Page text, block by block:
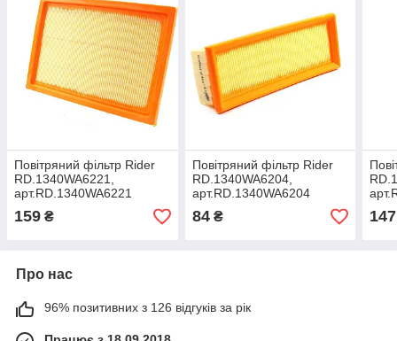
Повітряний фільтр Rider
RD.1340WA6221,
арт.RD.1340WA6221
159 ₴
Повітряний фільтр Rider
RD.1340WA6204,
арт.RD.1340WA6204
84₴ 147
Про нас
96% позитивних з 126 відгуків за рік